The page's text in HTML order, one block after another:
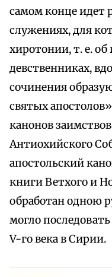
самом конце идет
служениях, для
хиротонии, т. е. об
девственниках,
сочинения
святых
канонов
Антиохийского
апостольский
книги Ветхого и
обработан одною
могло
V-го века в Сирии.